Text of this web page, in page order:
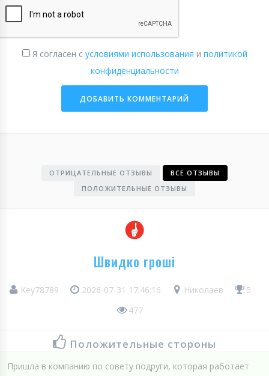
Я согласен с условиями использования и политикой
конфиденциальности
ОТРИЦАТЕЛЬНЫЕ ОТЗЫВЫ
ВСЕ ОТЗЫВЫ
ПОЛОЖИТЕЛЬНЫЕ ОТЗЫВЫ
Швидко гроші
Key78789 2026-07-31 17:46:16 Николаев
5
477
Положительные стороны
Пришла в компанию по совету подруги, которая работает